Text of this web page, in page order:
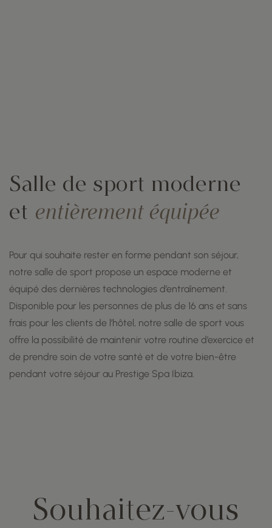
Salle de sport moderne
et entièrement équipée
Pour qui souhaite rester en forme pendant son séjour,
notre salle de sport propose un espace moderne et
équipé des dernières technologies d’entraînement.
Disponible pour les personnes de plus de 16 ans et sans
frais pour les clients de l’hôtel, notre salle de sport vous
offre la possibilité de maintenir votre routine d’exercice et
de prendre soin de votre santé et de votre bien-être
pendant votre séjour au Prestige Spa Ibiza.
Souhaitez-vous